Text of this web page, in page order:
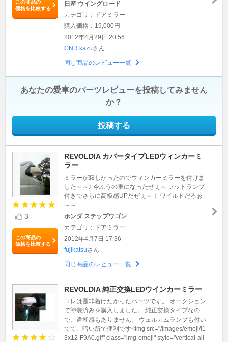
この商品の
価格を比較する
日産 ウイングロード
カテゴリ：ドアミラー
購入価格：19,000円
2012年4月29日 20:56
CNR kazuさん
同じ商品のレビュー一覧
あなたの愛車のパーツレビューを投稿してみません
か？
投稿する
3
この商品の
価格を比較する
REVOLDIA カバータイプLEDウィンカーミ
ラー
ミラーが寂しかったのでウィンカーミラーを付けま
した～～♪ 今ふうの車になったぜぇ～ フットランプ
付きでさらに高級感UPだぜぇ～！ ワイルドだろぉ
～～
ホンダ ステップワゴン
カテゴリ：ドアミラー
2012年4月7日 17:36
fujikatsuさん
同じ商品のレビュー一覧
REVOLDIA 純正交換LEDウインカーミラー
コレは是非着けたかったパーツです。 オークション
で塗装済みを購入しました。 純正交換タイプなの
で、違和感もありません。 ウェルカムランプも付い
てて、暗い所で便利です<img src="/images/emoji/i1
3x12-F9A0.gif" class="img-emoji" style="vertical-ali